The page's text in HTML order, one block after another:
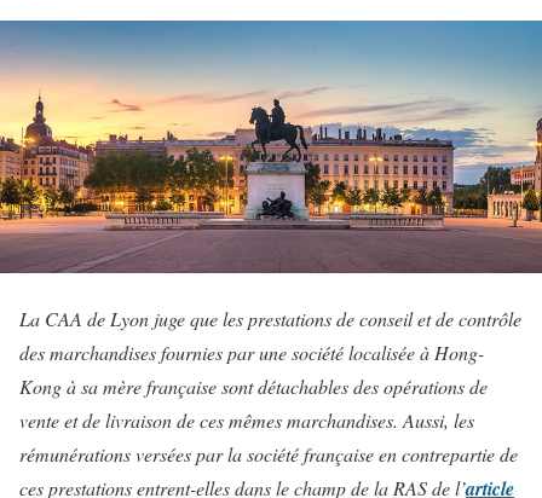
La CAA de Lyon juge que les prestations de conseil et de contrôle
des marchandises fournies par une société localisée à Hong-
Kong à sa mère française sont détachables des opérations de
vente et de livraison de ces mêmes marchandises. Aussi, les
rémunérations versées par la société française en contrepartie de
ces prestations entrent-elles dans le champ de la RAS de l’article